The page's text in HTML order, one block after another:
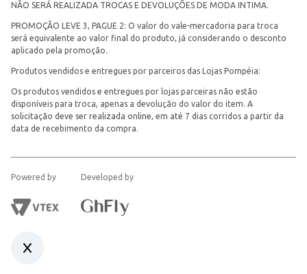
NÃO SERÁ REALIZADA TROCAS E DEVOLUÇÕES DE MODA INTIMA.
PROMOÇÃO LEVE 3, PAGUE 2: O valor do vale-mercadoria para troca
será equivalente ao valor final do produto, já considerando o desconto
aplicado pela promoção.
Produtos vendidos e entregues por parceiros das Lojas Pompéia:
Os produtos vendidos e entregues por lojas parceiras não estão
disponíveis para troca, apenas a devolução do valor do item. A
solicitação deve ser realizada online, em até 7 dias corridos a partir da
data de recebimento da compra.
Powered by Developed by